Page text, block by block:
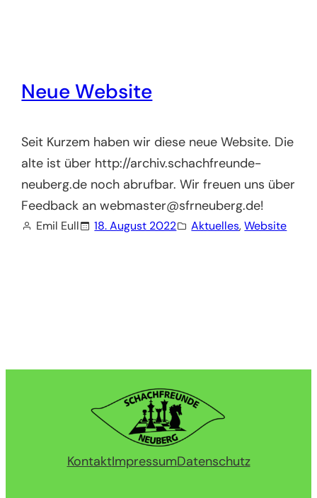
Neue Website
Seit Kurzem haben wir diese neue Website. Die
alte ist über http://archiv.schachfreunde-
neuberg.de noch abrufbar. Wir freuen uns über
Feedback an webmaster@sfrneuberg.de!
Emil Eull 18. August 2022 Aktuelles, Website
KontaktImpressumDatenschutz